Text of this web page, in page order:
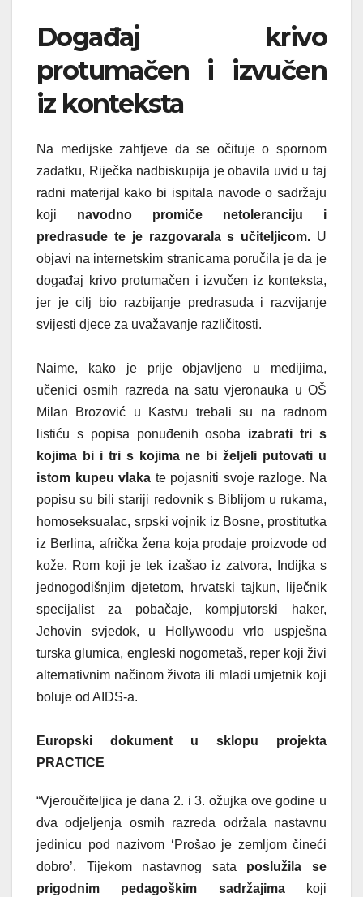
Događaj krivo
protumačen i izvučen
iz konteksta
Na medijske zahtjeve da se očituje o spornom
zadatku, Riječka nadbiskupija je obavila uvid u taj
radni materijal kako bi ispitala navode o sadržaju
koji navodno promiče netoleranciju i
predrasude te je razgovarala s učiteljicom. U
objavi na internetskim stranicama poručila je da je
događaj krivo protumačen i izvučen iz konteksta,
jer je cilj bio razbijanje predrasuda i razvijanje
svijesti djece za uvažavanje različitosti.
Naime, kako je prije objavljeno u medijima,
učenici osmih razreda na satu vjeronauka u OŠ
Milan Brozović u Kastvu trebali su na radnom
listiću s popisa ponuđenih osoba izabrati tri s
kojima bi i tri s kojima ne bi željeli putovati u
istom kupeu vlaka te pojasniti svoje razloge. Na
popisu su bili stariji redovnik s Biblijom u rukama,
homoseksualac, srpski vojnik iz Bosne, prostitutka
iz Berlina, afrička žena koja prodaje proizvode od
kože, Rom koji je tek izašao iz zatvora, Indijka s
jednogodišnjim djetetom, hrvatski tajkun, liječnik
specijalist za pobačaje, kompjutorski haker,
Jehovin svjedok, u Hollywoodu vrlo uspješna
turska glumica, engleski nogometaš, reper koji živi
alternativnim načinom života ili mladi umjetnik koji
boluje od AIDS-a.
Europski dokument u sklopu projekta
PRACTICE
“Vjeroučiteljica je dana 2. i 3. ožujka ove godine u
dva odjeljenja osmih razreda održala nastavnu
jedinicu pod nazivom ‘Prošao je zemljom čineći
dobro’. Tijekom nastavnog sata poslužila se
prigodnim pedagoškim sadržajima
koji